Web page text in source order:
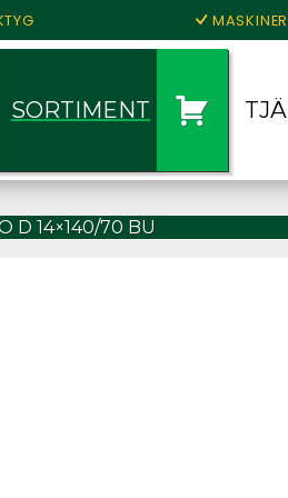
SORTIMENT
D 14×140/70 BU